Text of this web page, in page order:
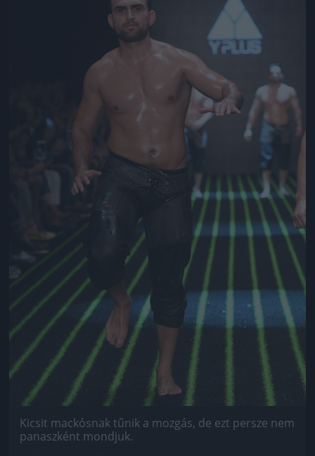
Kicsit mackósnak tűnik a mozgás, de ezt persze nem
panaszként mondjuk.